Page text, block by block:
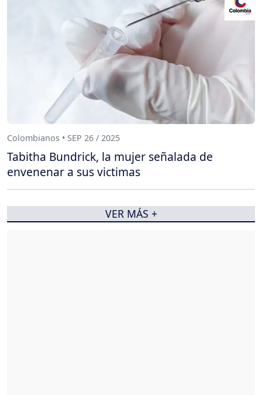
Colombianos • SEP 26 / 2025
Tabitha Bundrick, la mujer señalada de
envenenar a sus victimas
VER MÁS +